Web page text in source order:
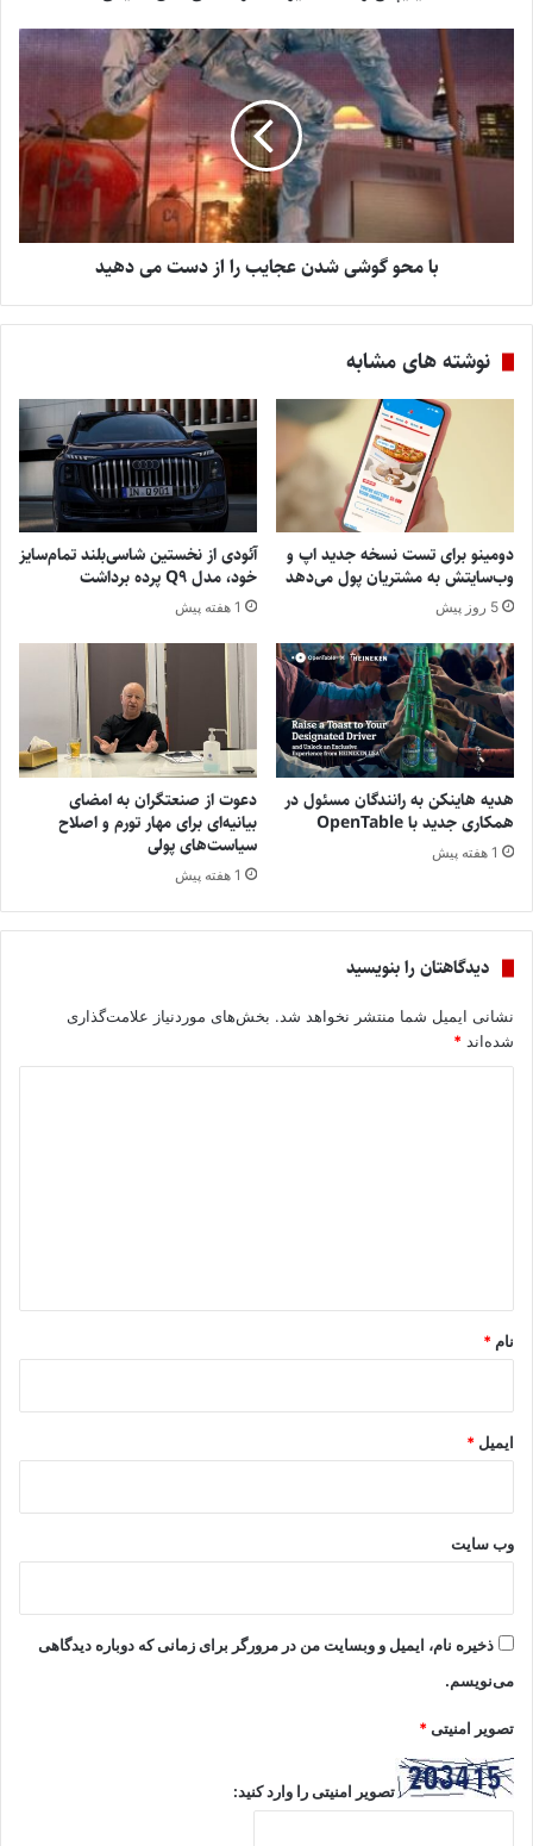
با محو گوشی شدن عجایب را از دست می دهید
نوشته های مشابه
دومینو برای تست نسخه جدید اپ و
وب‌سایتش به مشتریان پول می‌دهد
5 روز پیش
آئودی از نخستین شاسی‌بلند تمام‌سایز
خود، مدل Q9 پرده برداشت
1 هفته پیش
هدیه هاینکن به رانندگان مسئول در
همکاری جدید با OpenTable
1 هفته پیش
دعوت از صنعتگران به امضای
بیانیه‌ای برای مهار تورم و اصلاح
سیاست‌های پولی
1 هفته پیش
دیدگاهتان را بنویسید
نشانی ایمیل شما منتشر نخواهد شد. بخش‌های موردنیاز علامت‌گذاری
شده‌اند *
نام *
ایمیل *
وب‌ سایت
ذخیره نام، ایمیل و وبسایت من در مرورگر برای زمانی که دوباره دیدگاهی
می‌نویسم.
تصویر امنیتی*
تصویر امنیتی را وارد کنید: